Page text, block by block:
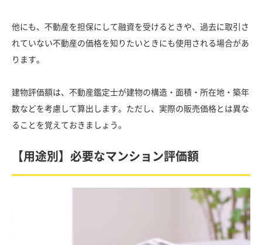
他にも、不動産を担保にして融資を受けるときや、過去に取引さ
れていない不動産の価格を知りたいときにも使用される場合があ
ります。
建物評価額は、不動産鑑定士が建物の構造・面積・所在地・築年
数などを考慮して算出します。ただし、実際の販売価格とは異な
ることを覚えておきましょう。
【用途別】必要なマンション評価額